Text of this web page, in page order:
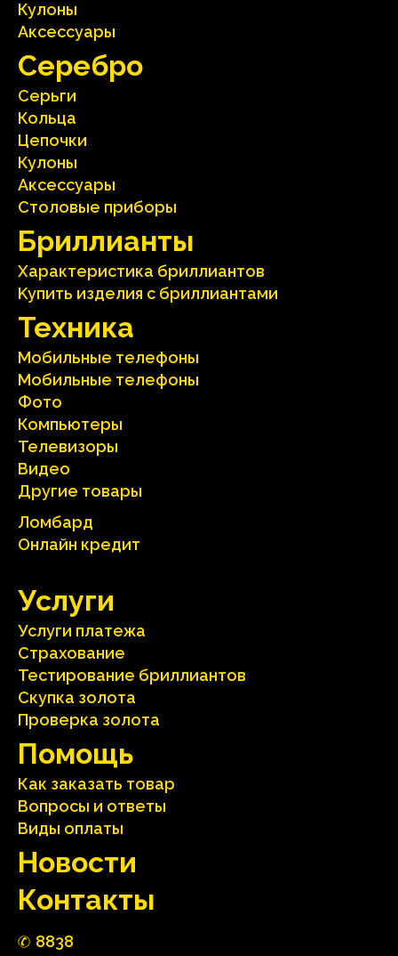
Кулоны
Аксесcуары
Серебрo
Серьги
Кольца
Цепочки
Кулоны
Аксесcуары
Столовые приборы
Бриллианты
Характеристика бриллиантoв
Kупить изделия c бриллиантами
Техника
Мобильные телефоны
Мобильные телефоны
Фото
Компьютеры
Телевизоры
Видео
Другие товары
Ломбард
Онлайн кредит
Услуги
Услуги платежа
Страхование
Тестирование бриллиантов
Скупка золота
Проверка золота
Помощь
Как заказать товар
Вопросы и ответы
Виды оплаты
Hовости
Контакты
8838